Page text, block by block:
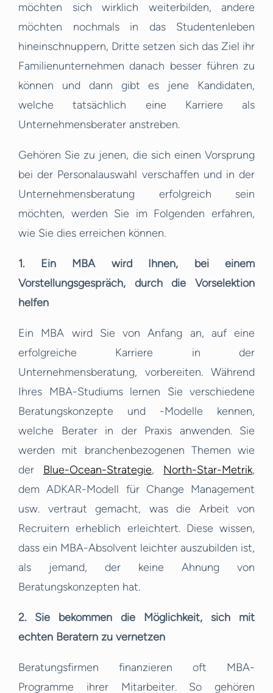
möchten sich wirklich weiterbilden, andere
möchten nochmals in das Studentenleben
hineinschnuppern, Dritte setzen sich das Ziel ihr
Familienunternehmen danach besser führen zu
können und dann gibt es jene Kandidaten,
welche tatsächlich eine Karriere als
Unternehmensberater anstreben.
Gehören Sie zu jenen, die sich einen Vorsprung
bei der Personalauswahl verschaffen und in der
Unternehmensberatung erfolgreich sein
möchten, werden Sie im Folgenden erfahren,
wie Sie dies erreichen können.
1. Ein MBA wird Ihnen, bei einem
Vorstellungsgespräch, durch die Vorselektion
helfen
Ein MBA wird Sie von Anfang an, auf eine
erfolgreiche Karriere in der
Unternehmensberatung, vorbereiten. Während
Ihres MBA-Studiums lernen Sie verschiedene
Beratungskonzepte und -Modelle kennen,
welche Berater in der Praxis anwenden. Sie
werden mit branchenbezogenen Themen wie
der Blue-Ocean-Strategie, North-Star-Metrik,
dem ADKAR-Modell für Change Management
usw. vertraut gemacht, was die Arbeit von
Recruitern erheblich erleichtert. Diese wissen,
dass ein MBA-Absolvent leichter auszubilden ist,
als jemand, der keine Ahnung von
Beratungskonzepten hat.
2. Sie bekommen die Möglichkeit, sich mit
echten Beratern zu vernetzen
Beratungsfirmen finanzieren oft MBA-
Programme ihrer Mitarbeiter. So gehören